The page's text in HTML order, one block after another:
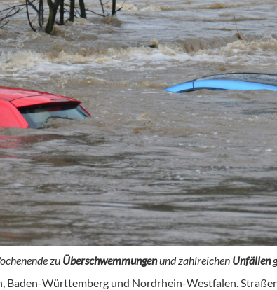
zu Überschwemmungenund zahlreichen Unfällen
Baden-Württemberg und Nordrhein-Westfalen.